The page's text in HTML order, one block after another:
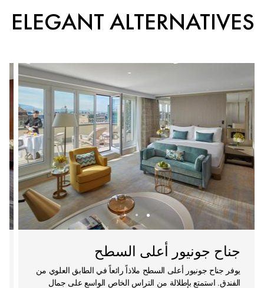
ELEGANT ALTERNATIVES
جناح جونيور أعلى السطح
يوفر جناح جونيور أعلى السطح ملاذاً رائعاً في الطابق العلوي من
الفندق. استمتع بإطلالة من التراس الخاص الواسع على جمال